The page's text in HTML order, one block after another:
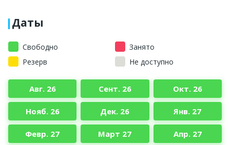
Даты
Свободно
Занято
Резерв
Не доступно
Авг. 26 Сент. 26 Окт. 26
Нояб. 26 Дек. 26 Янв. 27
Февр. 27 Март 27 Апр. 27